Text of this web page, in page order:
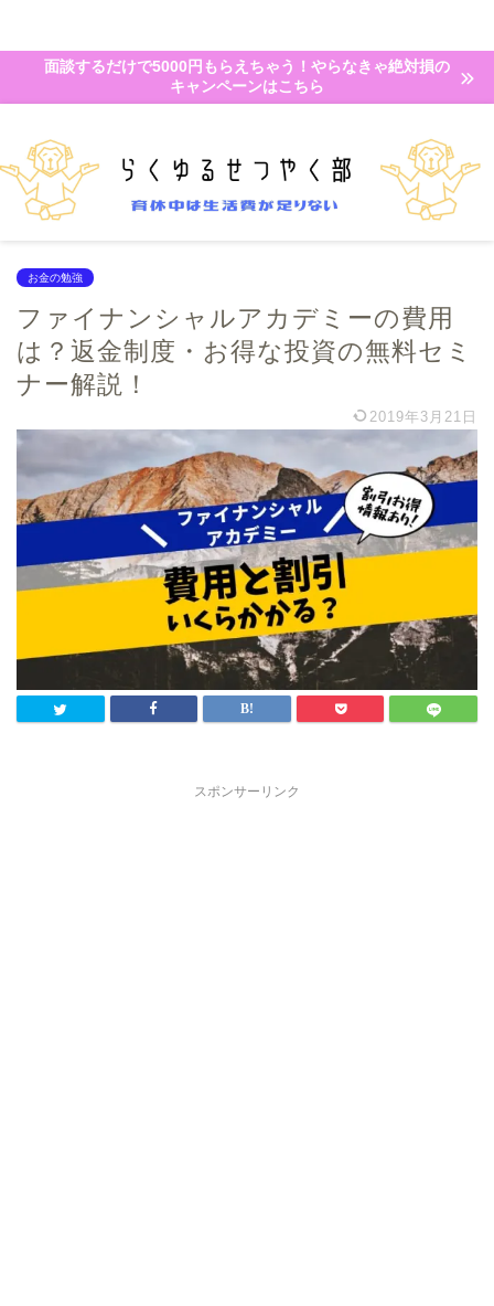
面談するだけで5000円もらえちゃう！やらなきゃ絶対損の
キャンペーンはこちら
お金の勉強
ファイナンシャルアカデミーの費用
は？返金制度・お得な投資の無料セミ
ナー解説！
2019年3月21日
スポンサーリンク